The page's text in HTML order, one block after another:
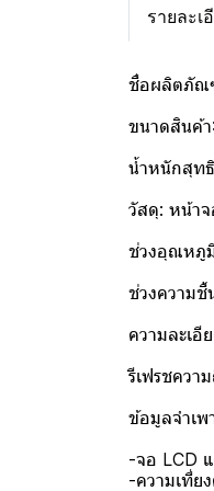
รายละเ
ชื่อผลิตภัณ
ขนาดสินค้
น้ำหนักสุท
วัสดุ: หน้า
ช่วงอุณหภู
ช่วงความ
ความละเอี
รีเฟรชควา
ข้อมูลจำเพ
-จอ LCD
-ความเที่ย